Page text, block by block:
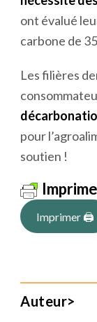
Aujourd’hui,
nécessite
ont évalué
carbone de
Les filières
pour
soutien !
Imprimer 🖨